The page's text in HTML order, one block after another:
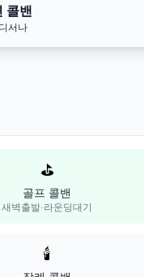
콜밴
서나
⛳
골프 콜밴
새벽출발·라운딩대기
🕯️